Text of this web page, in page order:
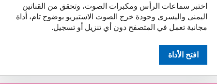
اختبر سماعات الرأس ومكبرات الصوت، وتحقق من القناتين
اليمنى واليسرى وجودة خرج الصوت الاستيريو بوضوح تام، أداة
مجانية تعمل في المتصفح دون أي تنزيل أو تسجيل.
افتح الأداة